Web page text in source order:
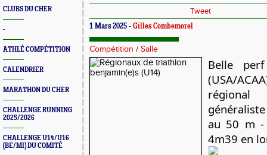
CLUBS DU CHER
-
ATHLÉ COMPÉTITION
CALENDRIER
MARATHON DU CHER
CHALLENGE RUNNING
2025/2026
CHALLENGE U14/U16
(BE/MI) DU COMITÉ
Tweet
1 Mars 2025 - Gilles Combemorel
Compétition / Salle
Belle
(USA/
au 50 m
4m39 en